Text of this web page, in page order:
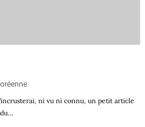
ni vu ni connu, un petit article